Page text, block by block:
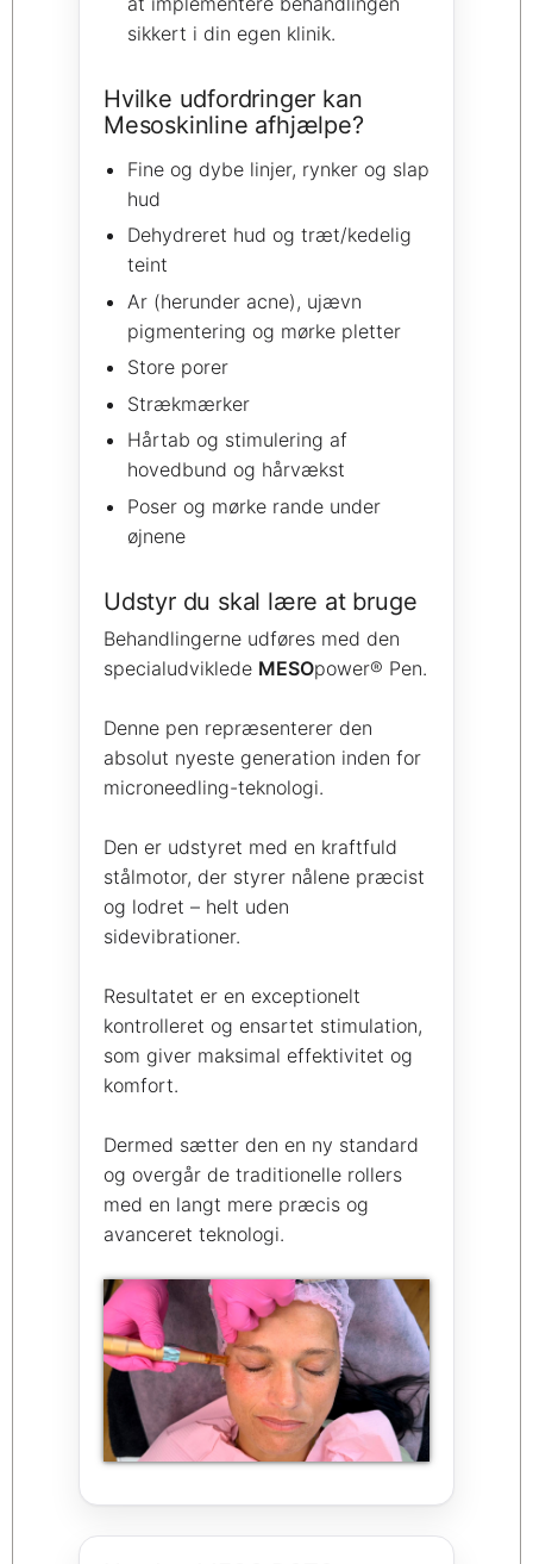
sikkert i din egen klinik.
Hvilke udfordringer kan
Mesoskinline afhjælpe?
Fine og dybe linjer, rynker og slap
hud
Dehydreret hud og træt/kedelig
teint
Ar (herunder acne), ujævn
pigmentering og mørke pletter
Store porer
Strækmærker
Hårtab og stimulering af
hovedbund og hårvækst
Poser og mørke rande under
øjnene
Udstyr du skal lære at bruge
Behandlingerne udføres med den
specialudviklede MESOpower® Pen.
Denne pen repræsenterer den
absolut nyeste generation inden for
microneedling-teknologi.
Den er udstyret med en kraftfuld
stålmotor, der styrer nålene præcist
og lodret – helt uden
sidevibrationer.
Resultatet er en exceptionelt
kontrolleret og ensartet stimulation,
som giver maksimal effektivitet og
komfort.
Dermed sætter den en ny standard
og overgår de traditionelle rollers
med en langt mere præcis og
avanceret teknologi.